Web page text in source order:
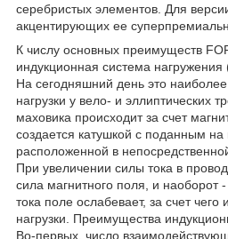
серебристых элементов. Для
акцентирующих ее
К числу основных преимуществ
индукционная система нагружения
На сегодняшний день это
нагрузки у вело- и эллиптических
маховика происходит за счет
создается катушкой с поданным на
расположенной в
При увеличении силы тока в
сила магнитного поля, и
тока поле ослабевает, за счет
нагрузки. Преимущества
Во-первых, число